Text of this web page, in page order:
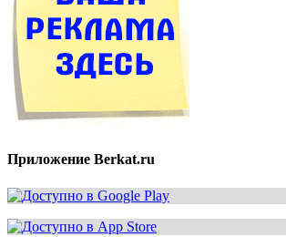
Приложение Berkat.ru